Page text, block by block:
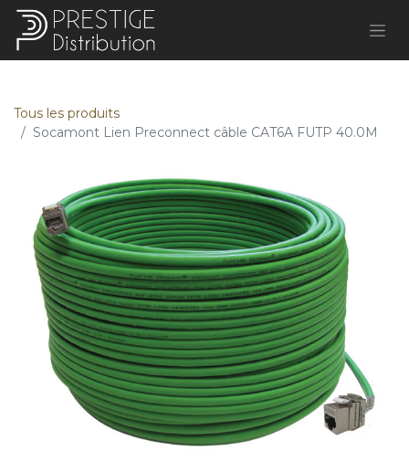
Tous les produits
Socamont Lien Preconnect câble CAT6A FUTP 40.0M